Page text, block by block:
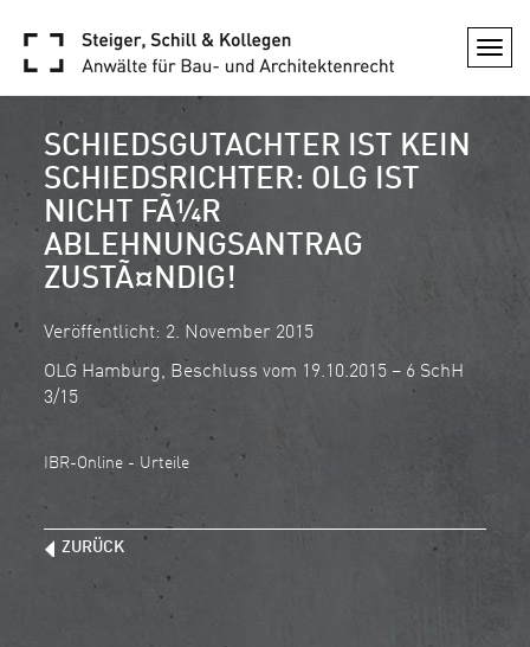
SCHIEDSGUTACHTER IST KEIN
SCHIEDSRICHTER: OLG IST
NICHT FÃ¼R
ABLEHNUNGSANTRAG
ZUSTÃ¤NDIG!
Veröffentlicht: 2. November 2015
OLG Hamburg, Beschluss vom 19.10.2015 – 6 SchH
3/15
IBR-Online - Urteile
ZURÜCK